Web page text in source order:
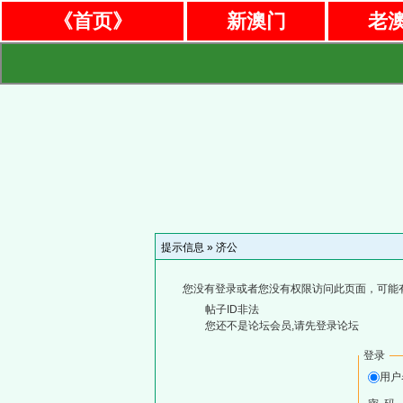
《首页》 新澳门 老
提示信息 » 济公
您没有登录或者您没有权限访问此页面，可能
帖子ID非法
您还不是论坛会员,请先登录论坛
登录
用